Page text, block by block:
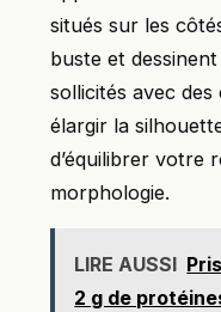
situés sur les
buste et
sollicités avec
élargir la
d’équilibrer votre
morphologie.
LIRE AUSSI
2 g de